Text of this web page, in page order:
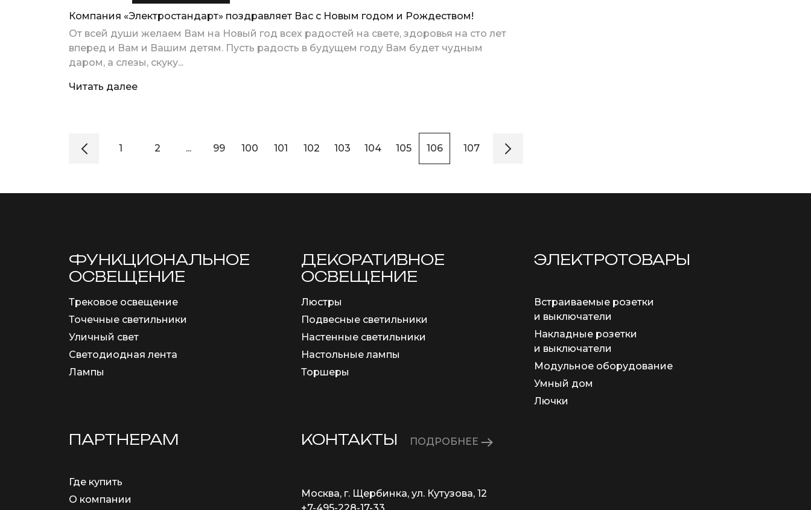
Компания «Электростандарт» поздравляет Вас с Новым годом и Рождеством!
От всей души желаем Вам на Новый год всех радостей на свете, здоровья на сто лет
вперед и Вам и Вашим детям. Пусть радость в будущем году Вам будет чудным
даром, а слезы, скуку...
Читать далее
1 2 ... 99 100 101 102 103 104 105 106 107
ФУНКЦИОНА­ЛЬНОЕ
ОСВЕЩЕНИЕ
Трековое освещение
Точечные светильники
Уличный свет
Светодиодная лента
Лампы
ДЕКОРАТИВНОЕ
ОСВЕЩЕНИЕ
Люстры
Подвесные светильники
Настенные светильники
Настольные лампы
Торшеры
ЭЛЕКТРОТОВАРЫ
Встраиваемые розетки
и выключатели
Накладные розетки
и выключатели
Модульное оборудование
Умный дом
Лючки
ПАРТНЕРАМ
Где купить
О компании
КОНТАКТЫ ПОДРОБНЕЕ
Москва, г. Щербинка, ул. Кутузова, 12